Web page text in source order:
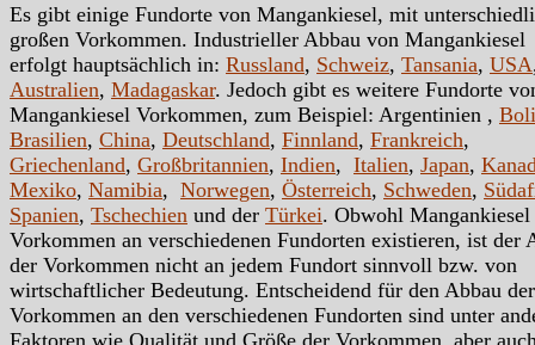
Es gibt einige Fundorte von Mangankiesel, mit
großen Vorkommen. Industrieller Abbau von Mangankiesel
erfolgt hauptsächlich in: Russland, Schweiz, Tansania, USA
Australien, Madagaskar. Jedoch gibt es weitere Fundorte
Mangankiesel Vorkommen, zum Beispiel: Argentinien ,
Brasilien, China, Deutschland, Finnland, Frankreich,
Griechenland, Großbritannien, Indien, Italien, Japan,
Mexiko, Namibia, Norwegen, Österreich, Schweden,
Spanien, Tschechien und der Türkei. Obwohl Mangankiesel
Vorkommen an verschiedenen Fundorten existieren, ist der
der Vorkommen nicht an jedem Fundort sinnvoll bzw. von
wirtschaftlicher Bedeutung. Entscheidend für den Abbau der
Vorkommen an den verschiedenen Fundorten sind unter
Faktoren wie Qualität und Größe der Vorkommen, aber